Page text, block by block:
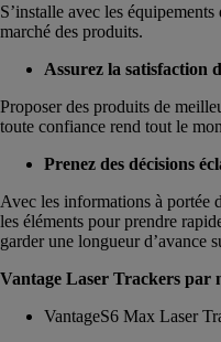
S’installe avec les
marché des produits.
Assurez la satisfaction
Proposer des produits de
toute confiance rend tout le
Prenez des décisions
Avec les informations à portée
les éléments pour prendre
garder une longueur d’avance
Vantage Laser Trackers par
VantageS6 Max Laser